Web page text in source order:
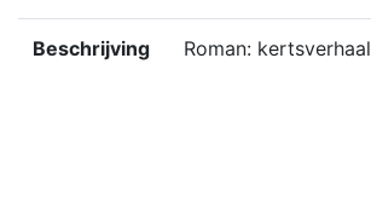
Beschrijving Roman: kertsverhaal